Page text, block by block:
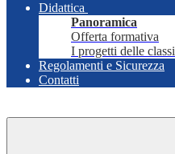
Didattica
Panoramica
Offerta formativa
I progetti delle classi
Regolamenti e Sicurezza
Contatti